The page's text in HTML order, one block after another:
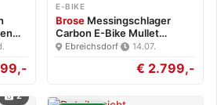
E-BIKE
Brose Messingschlager
Carbon E-Bike Mullet
Brose…
Ebreichsdorf· 14.07.
€ 2.799,-
2